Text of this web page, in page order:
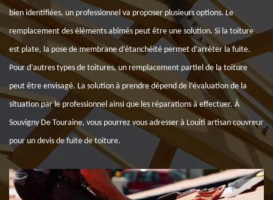
bien identifiées, un professionnel va proposer plusieurs options. Le
remplacement des éléments abîmés peut être une solution. Si la toiture
est plate, la pose de membrane d’étanchéité permet d’arrêter la fuite.
Pour d’autres types de toitures, un remplacement partiel de la toiture
peut être envisagé. La solution à prendre dépend de l’évaluation de la
situation par le professionnel ainsi que les réparations à effectuer. À
Souvigny De Touraine, vous pourrez vous adresser à Louiti artisan couvreur
pour un devis de fuite de toiture.